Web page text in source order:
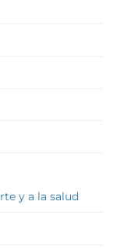
y a la salud